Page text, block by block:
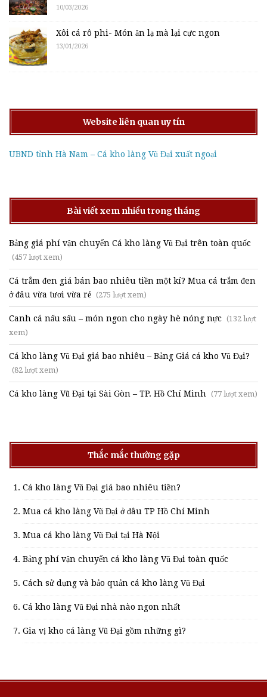
10/03/2026
Xôi cá rô phi- Món ăn lạ mà lại cực ngon
13/01/2026
Website liên quan uy tín
UBND tỉnh Hà Nam – Cá kho làng Vũ Đại xuất ngoại
Bài viết xem nhiều trong tháng
Bảng giá phí vận chuyển Cá kho làng Vũ Đại trên toàn quốc
(457 lượt xem)
Cá trắm đen giá bán bao nhiêu tiền một kí? Mua cá trắm đen
ở đâu vừa tươi vừa rẻ (275 lượt xem)
Canh cá nấu sấu – món ngon cho ngày hè nóng nực (132 lượt
xem)
Cá kho làng Vũ Đại giá bao nhiêu – Bảng Giá cá kho Vũ Đại?
(82 lượt xem)
Cá kho làng Vũ Đại tại Sài Gòn – TP. Hồ Chí Minh (77 lượt xem)
Thắc mắc thường gặp
Cá kho làng Vũ Đại giá bao nhiêu tiền?
Mua cá kho làng Vũ Đại ở đâu TP Hồ Chí Minh
Mua cá kho làng Vũ Đại tại Hà Nội
Bảng phí vận chuyển cá kho làng Vũ Đại toàn quốc
Cách sử dụng và bảo quản cá kho làng Vũ Đại
Cá kho làng Vũ Đại nhà nào ngon nhất
Gia vị kho cá làng Vũ Đại gồm những gì?